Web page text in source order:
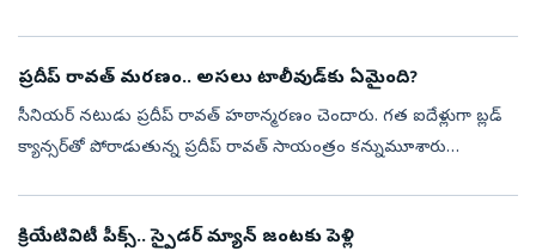
ప్రదీప్ రావత్ మరణం.. అసలు టాలీవుడ్‌కు ఏమైంది?
సీనియర్ నటుడు ప్రదీప్ రావత్ హఠాన్మరణం చెందారు. గత ఐదేళ్లుగా బ్లడ్‌
క్యాన్సర్‌తో పోరాడుతున్న ప్రదీప్ రావత్‌ సాయంత్రం కన్నుమూశారు
క్రియేటివిటీ పీక్స్.. స్పైడర్‌ మ్యాన్ జంటకు పెళ్లి